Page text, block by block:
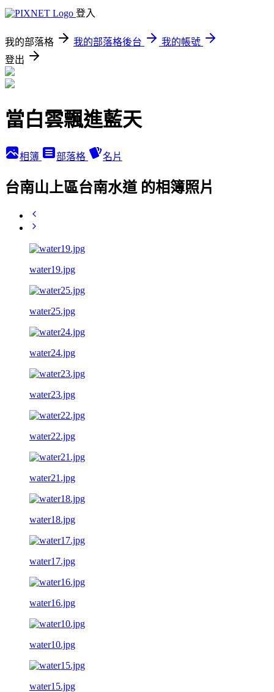
登入
我的部落格 我的部落格後台
我的帳號
登出
當白雲飄進藍天
相簿 部落格 名片
台南山上區台南水道 的相簿照片
water19.jpg
water25.jpg
water24.jpg
water23.jpg
water22.jpg
water21.jpg
water18.jpg
water17.jpg
water16.jpg
water10.jpg
water15.jpg